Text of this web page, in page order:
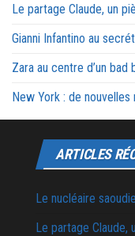
Le partage Claude, un
Gianni Infantino au
Zara au centre d’un bad
New York : de
ARTICLES
Le nucléaire
Le partage Claude,